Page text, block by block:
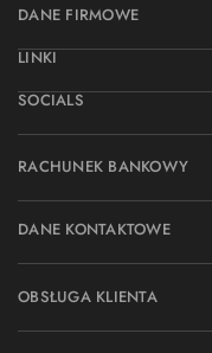
DANE FIRMOWE
LINKI
SOCIALS
RACHUNEK BANKOWY
DANE KONTAKTOWE
OBSŁUGA KLIENTA